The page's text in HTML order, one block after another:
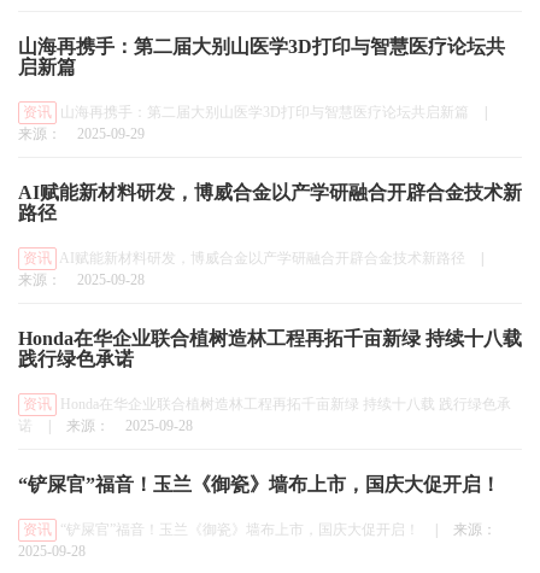
山海再携手：第二届大别山医学3D打印与智慧医疗论坛共
启新篇
资讯 山海再携手：第二届大别山医学3D打印与智慧医疗论坛共启新篇
来源：
2025-09-29
AI赋能新材料研发，博威合金以产学研融合开辟合金技术新
路径
资讯 AI赋能新材料研发，博威合金以产学研融合开辟合金技术新路径
来源：
2025-09-28
Honda在华企业联合植树造林工程再拓千亩新绿 持续十八载
践行绿色承诺
资讯
Honda在华企业联合植树造林工程再拓千亩新绿 持续十八载 践行绿色承
诺
来源： 2025-09-28
“铲屎官”福音！玉兰《御瓷》墙布上市，国庆大促开启！
资讯 “铲屎官”福音！玉兰《御瓷》墙布上市，国庆大促开启！
来源：
2025-09-28